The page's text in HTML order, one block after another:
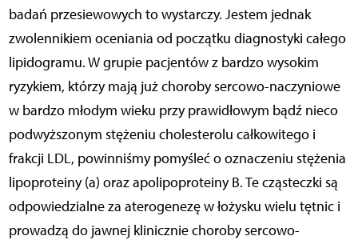
badań przesiewowych to wystarczy. Jestem jednak
zwolennikiem oceniania od początku diagnostyki całego
lipidogramu. W grupie pacjentów z bardzo wysokim
ryzykiem, którzy mają już choroby sercowo-naczyniowe
w bardzo młodym wieku przy prawidłowym bądź nieco
podwyższonym stężeniu cholesterolu całkowitego i
frakcji LDL, powinniśmy pomyśleć o oznaczeniu stężenia
lipoproteiny (a) oraz apolipoproteiny B. Te cząsteczki są
odpowiedzialne za aterogenezę w łożysku wielu tętnic i
prowadzą do jawnej klinicznie choroby sercowo-